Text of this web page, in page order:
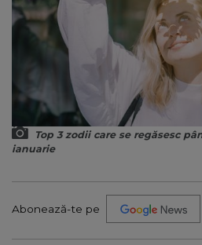
Top 3 zodii care se regăsesc
ianuarie
Abonează-te pe